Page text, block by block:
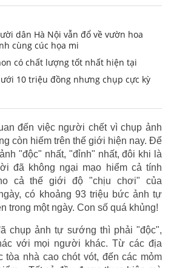
dân Hà Nội vẫn đổ về vườn hoa
cùng cúc họa mi
có chất lượng tốt nhất hiện tại
10 triệu đồng nhưng chụp cực kỳ
đến việc người chết vì chụp ảnh
còn hiếm trên thế giới hiện nay. Để
"độc" nhất, "đỉnh" nhất, đôi khi là
đã không ngại mạo hiểm cả tính
cả thế giới độ "chịu chơi" của
có khoảng 93 triệu bức ảnh tự
trong một ngày. Con số quá khủng!
chụp ảnh tự sướng thì phải "độc",
với mọi người khác. Từ các địa
tòa nhà cao chót vót, đến các mỏm